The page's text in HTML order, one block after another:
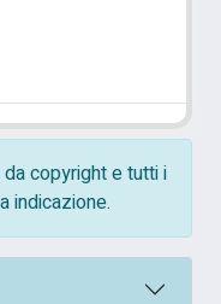
copyright e tutti i
indicazione.